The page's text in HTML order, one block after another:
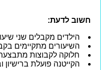
חשוב לדעת:
הילדים מקבלים שני
השיעורים מתקיימים
חלוקה לקבוצות
הקייטנה פועלת ברישיון